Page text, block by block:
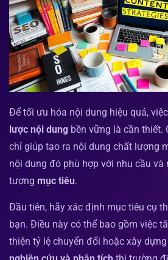
Để tối ưu hóa nội dung hiệu quả,
lược nội dung bền vững là cần thiết.
chỉ giúp tạo ra nội dung chất lượng
nội dung đó phù hợp với nhu cầu
tượng mục tiêu.
Đầu tiên, hãy xác định mục tiêu cụ
bạn. Điều này có thể bao gồm việc
thiện tỷ lệ chuyển đổi hoặc xây